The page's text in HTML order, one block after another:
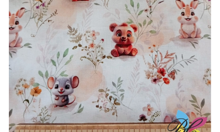
Tecidos infantis – esquilos e outros